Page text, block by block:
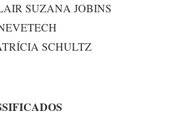
SUZANA JOBINS
SCHULTZ